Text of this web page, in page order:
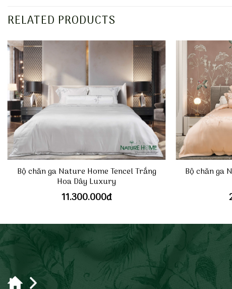
RELATED PRODUCTS
Bộ chăn ga Nature Home Tencel Trắng
Hoa Dây Luxury
11.300.000đ
Bộ chăn ga